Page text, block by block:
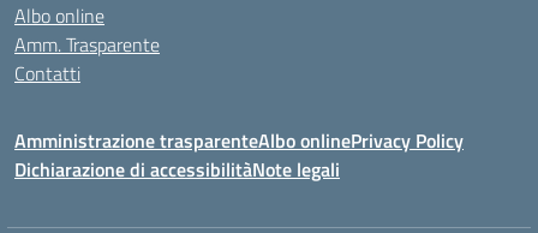
Albo online
Amm. Trasparente
Contatti
Amministrazione trasparenteAlbo onlinePrivacy Policy
Dichiarazione di accessibilitàNote legali